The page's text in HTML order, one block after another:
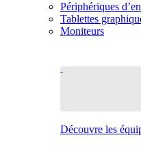
Périphériques
Tablettes
Moniteurs
Découvre les